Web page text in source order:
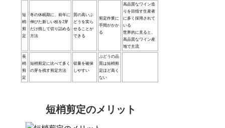
短
梢
剪
定
冬の休眠期に、前年に
伸びた新しい枝を2芽
だけ残して切り詰める
方法
質の高いぶ
どうを実ら
せることが
できる
剪定作業に
手間がかか
る
高品質なワイン造
りを目指す生産者
に多く採用されて
いる
世界的に見ると、
高品質なワイン産
地で主流
長
梢
剪
定
短梢剪定に比べて多く
の芽を残す剪定方法
収量を確保
しやすい
ぶどうの品
質は短梢剪
定ほど高く
ない
短梢剪定のメリット